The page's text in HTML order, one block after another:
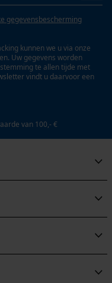
gegevensbescherming
kunnen we u via onze
Uw gegevens worden
te allen tijde met
vindt u daarvoor een
van 100,- €